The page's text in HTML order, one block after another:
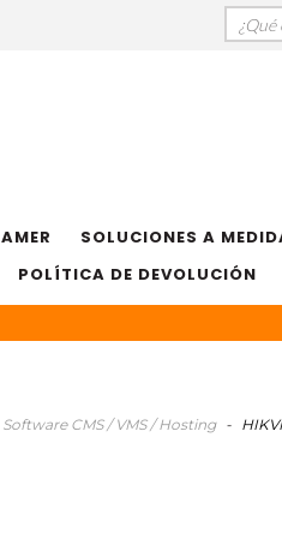
SOLUCIONES A
POLÍTICA DE DEVOLUCIÓN
Software CMS / VMS / Hosting -